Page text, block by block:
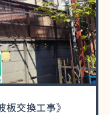
交換工事》